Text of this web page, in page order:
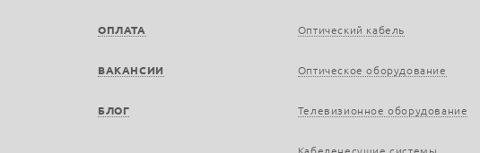
ОПЛАТА
ВАКАНСИИ
БЛОГ
Оптический кабель
Оптическое оборудование
Телевизионное оборудование